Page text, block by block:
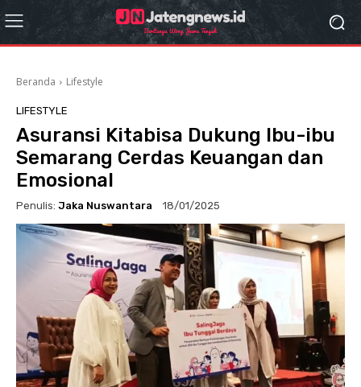
Beranda Lifestyle
LIFESTYLE
Asuransi Kitabisa Dukung Ibu-ibu
Semarang Cerdas Keuangan dan
Emosional
Penulis: Jaka Nuswantara 18/01/2025